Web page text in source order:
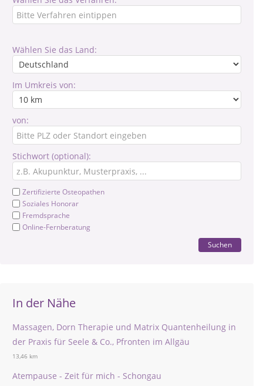
Wählen Sie das Land:
Im Umkreis von:
von:
Stichwort (optional):
Zertifizierte Osteopathen
Soziales Honorar
Fremdsprache
Online-Fernberatung
Suchen
In der Nähe
Massagen, Dorn Therapie und Matrix Quantenheilung in
der Praxis für Seele & Co., Pfronten im Allgäu
13,46 km
Atempause - Zeit für mich - Schongau